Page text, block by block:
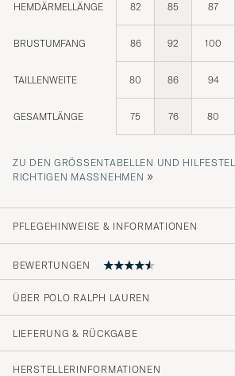
HEMDÄRMELLÄNGE 82 85 87
BRUSTUMFANG 86 92 100
TAILLENWEITE 80 86 94
GESAMTLÄNGE 75 76 80
ZU DEN GRÖSSENTABELLEN UND
ICHTIGEN MASSNEHMEN
»
PFLEGEHINWEISE & INFORMATIONEN
BEWERTUNGEN
lite lite korta armar ksk men go
ELON R GEKAUFT AM AUF
ÜBER POLO RALPH LAUREN
LIEFERUNG & RÜCKGABE
HERSTELLERINFORMATIONEN